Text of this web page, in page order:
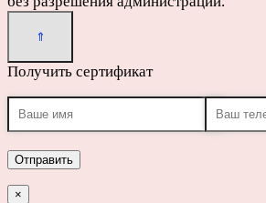
Получить сертификат
×